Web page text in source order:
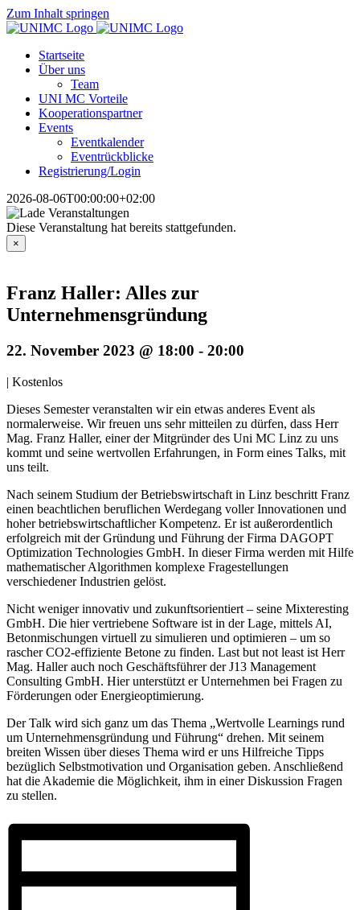
Zum Inhalt springen
Startseite
Über uns
Team
UNI MC Vorteile
Kooperationspartner
Events
Eventkalender
Eventrückblicke
Registrierung/Login
2026-08-06T00:00:00+02:00
Diese Veranstaltung hat bereits stattgefunden.
×
Franz Haller: Alles zur
Unternehmensgründung
22. November 2023 @ 18:00 - 20:00
| Kostenlos
Dieses Semester veranstalten wir ein etwas anderes Event als
normalerweise. Wir freuen uns sehr mitteilen zu dürfen, dass Herr
Mag. Franz Haller, einer der Mitgründer des Uni MC Linz zu uns
kommt und seine wertvollen Erfahrungen, in Form eines Talks, mit
uns teilt.
Nach seinem Studium der Betriebswirtschaft in Linz beschritt Franz
einen beachtlichen beruflichen Werdegang voller Innovationen und
hoher betriebswirtschaftlicher Kompetenz. Er ist außerordentlich
erfolgreich mit der Gründung und Führung der Firma DAGOPT
Optimization Technologies GmbH. In dieser Firma werden mit Hilfe
mathematischer Algorithmen komplexe Fragestellungen
verschiedener Industrien gelöst.
Nicht weniger innovativ und zukunftsorientiert – seine Mixteresting
GmbH. Die hier vertriebene Software ist in der Lage, mittels AI,
Betonmischungen virtuell zu simulieren und optimieren – um so
rascher CO2-effiziente Betone zu finden. Last but not least ist Herr
Mag. Haller auch noch Geschäftsführer der J13 Management
Consulting GmbH. Hier unterstützt er Unternehmen bei Fragen zu
Förderungen oder Energieoptimierung.
Der Talk wird sich ganz um das Thema „Wertvolle Learnings rund
um Unternehmensgründung und Führung“ drehen. Mit seinem
breiten Wissen über dieses Thema wird er uns Hilfreiche Tipps
bezüglich Selbstmotivation und Organisation geben. Anschließend
hat die Akademie die Möglichkeit, ihm in einer Diskussion Fragen
zu stellen.